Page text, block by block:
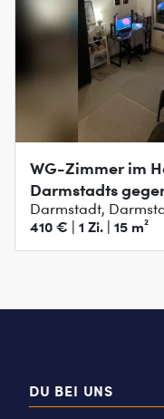
WG-Zimmer im
Darmstadts
FFM / DA
Darmstadt,
410 € | 1 Zi. | 15 m²
DU BEI UNS